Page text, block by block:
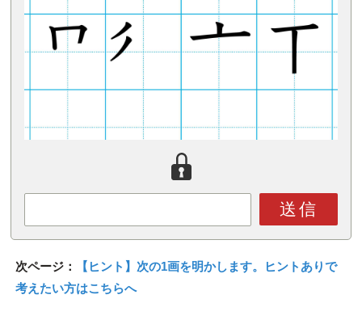
送信
次ページ：
【ヒント】次の1画を明かします。ヒントありで
考えたい方はこちらへ